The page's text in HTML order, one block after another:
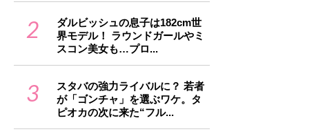
2
ダルビッシュの息子は182cm世
界モデル！ ラウンドガールやミ
スコン美女も…プロ...
3
スタバの強力ライバルに？ 若者
が「ゴンチャ」を選ぶワケ。タ
ピオカの次に来た“フル...